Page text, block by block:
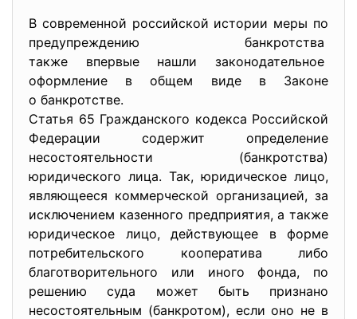
В современной российской истории меры по
предупреждению банкротства
также впервые нашли законодательное
оформление в общем виде в Законе
о банкротстве.
Статья 65 Гражданского кодекса Российской
Федерации содержит определение
несостоятельности (банкротства)
юридического лица. Так, юридическое лицо,
являющееся коммерческой организацией, за
исключением казенного предприятия, а также
юридическое лицо, действующее в форме
потребительского кооператива либо
благотворительного или иного фонда, по
решению суда может быть признано
несостоятельным (банкротом), если оно не в